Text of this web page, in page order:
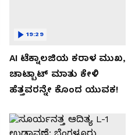
AI ಟೆಕ್ನಾಲಜಿಯ ಕರಾಳ ಮುಖ,
ಚಾಟ್ಬಾಟ್ ಮಾತು ಕೇಳಿ
ಹೆತ್ತವರನ್ನೇ ಕೊಂದ ಯುವಕ!
19:29